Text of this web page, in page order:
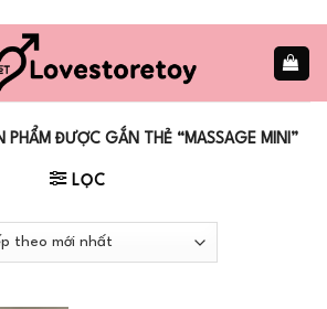
PHẨM ĐƯỢC GẮN THẺ “MASSAGE MINI”
LỌC